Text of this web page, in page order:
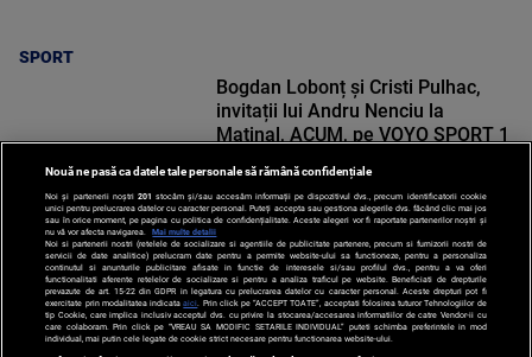
SPORT
SPORT
Bogdan Lobonț și Cristi Pulhac,
invitații lui Andru Nenciu la
Matinal, ACUM, pe VOYO SPORT 1
Nouă ne pasă ca datele tale personale să rămână confidențiale
Noi și partenerii noștri 201 stocăm și/sau accesăm informații pe dispozitivul dvs., precum identificatorii cookie
unici pentru prelucrarea datelor cu caracter personal. Puteți accepta sau gestiona alegerile dvs. făcând clic mai jos
sau în orice moment, pe pagina cu politica de confidențialitate. Aceste alegeri vor fi raportate partenerilor noștri și
nu vă vor afecta navigarea.
Mai multe detalii
Noi si partenerii nostri (retelele de socializare si agentiile de publicitate partenere, precum si furnizorii nostri de
servicii de date analitice) prelucram date pentru a permite website-ului sa functioneze, pentru a personaliza
continutul si anunturile publicitare afisate in functie de interesele si/sau profilul dvs., pentru a va oferi
functionalitati aferente retelelor de socializare si pentru a analiza traficul pe website. Beneficiati de drepturile
prevazute de art. 15-22 din GDPR in legatura cu prelucrarea datelor cu caracter personal. Aceste drepturi pot fi
exercitate prin modalitatea indicataaici . Prin click pe “ACCEPT TOATE”, acceptati folosirea tuturor Tehnologiilor de
tip Cookie, care implica inclusiv acceptul dvs. cu privire la stocarea/accesarea informatiilor de catre Vendor-ii cu
care colaboram. Prin click pe “VREAU SA MODIFIC SETARILE INDIVIDUAL” puteti schimba preferintele in mod
individual, mai putin cele legate de cookie strict necesare pentru functionarea website-ului.